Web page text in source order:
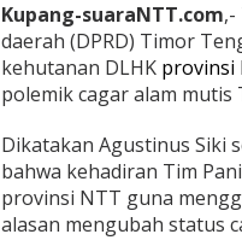
Kupang-suaraNTT.com,-
daerah (DPRD) Timor
kehutanan DLHK provinsi
polemik cagar alam mutis
Dikatakan Agustinus Siki
bahwa kehadiran Tim
provinsi NTT guna
alasan mengubah status